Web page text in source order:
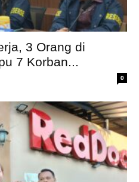
3 Orang di
7 Korban...
0